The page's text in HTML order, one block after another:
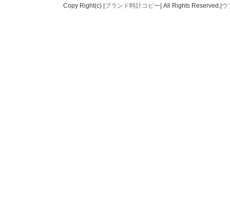
Copy Right(c) | ブランド時計コピー | All Rights Reserved.| ウ